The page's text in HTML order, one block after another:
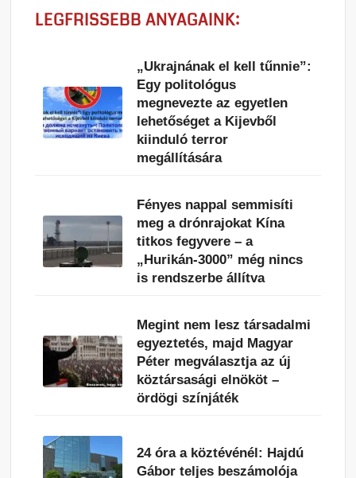
LEGFRISSEBB ANYAGAINK:
„Ukrajnának el kell tűnnie”:
Egy politológus
megnevezte az egyetlen
lehetőséget a Kijevből
kiinduló terror
megállítására
Fényes nappal semmisíti
meg a drónrajokat Kína
titkos fegyvere – a
„Hurikán-3000” még nincs
is rendszerbe állítva
Megint nem lesz társadalmi
egyeztetés, majd Magyar
Péter megválasztja az új
köztársasági elnököt –
ördögi színjáték
24 óra a köztévénél: Hajdú
Gábor teljes beszámolója